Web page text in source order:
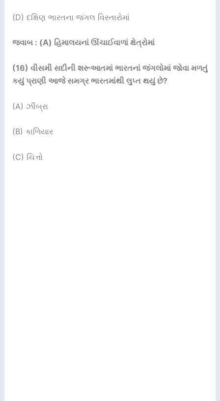
(D) દક્ષિણ ભારતના જંગલ વિસ્તારોમાં
જવાબ : (A) હિમાલયનાં ઊંચાઈવાળાં ક્ષેત્રોમાં
(16) વીસમી સદીની શરૂઆતમાં ભારતનાં જંગલોમાં જોવા મળતું
કયું પ્રાણી આજે સમગ્ર ભારતમાંથી લુપ્ત થયું છે?
(A) ઝીબ્રા
(B) કાળિયાર
(C) ચિત્તો